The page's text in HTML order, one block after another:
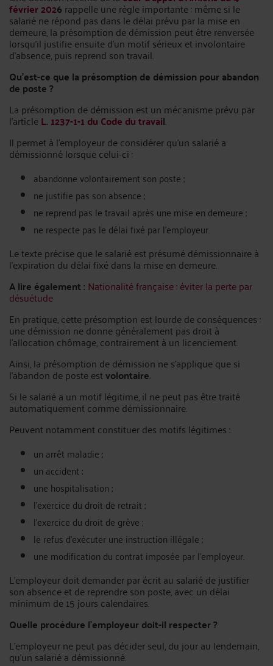
février 2026 rappelle une règle importante : même si le
salarié ne répond pas dans le délai prévu par la mise en
demeure, la présomption de démission peut être renversée
lorsqu’il justifie ensuite d’un motif sérieux et involontaire
d’absence, puis reprend son travail.
Qu’est-ce que la présomption de démission pour abandon
de poste ?
La présomption de démission est un mécanisme prévu par
l’articleL. 1237-1-1 du Code du travail.
Il permet à l’employeur de considérer qu’un salarié a
démissionné lorsque celui-ci :
abandonne volontairement son poste ;
ne justifie pas son absence ;
ne reprend pas le travail après une mise en demeure ;
ne respecte pas le délai fixé par l’employeur.
Le texte précise que le salarié est présumé démissionnaire à
l’expiration du délai fixé dans la mise en demeure.
A lire également : Nationalité française : éviter la perte par
désuétude
En pratique, cette présomption est lourde de conséquences :
une démission ne donne généralement pas droit à
l’allocation chômage, contrairement à un licenciement.
Ainsi, la présomption de démission ne s’applique que si
l’abandon de poste estvolontaire.
Si le salarié a un motif légitime, il ne peut pas être traité
automatiquement comme démissionnaire.
Peuvent notamment constituer des motifs légitimes :
un arrêt maladie ;
un accident ;
une hospitalisation ;
l’exercice du droit de retrait ;
l’exercice du droit de grève ;
le refus d’exécuter une instruction illégale ;
une modification du contrat imposée par l’employeur.
L’employeur doit demander par écrit au salarié de justifier
son absence et de reprendre son poste, avec un délai
minimum de 15 jours calendaires.
Quelle procédure l’employeur doit-il respecter ?
L’employeur ne peut pas décider seul, du jour au lendemain,
qu’un salarié a démissionné.